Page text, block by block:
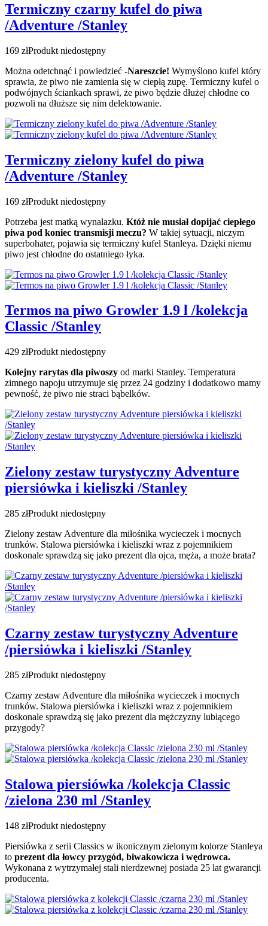
Termiczny czarny kufel do piwa
/Adventure /Stanley
169 złProdukt niedostępny
Można odetchnąć i powiedzieć -Nareszcie! Wymyślono kufel który
sprawia, że piwo nie zamienia się w ciepłą zupę. Termiczny kufel o
podwójnych ściankach sprawi, że piwo będzie dłużej chłodne co
pozwoli na dłuższe się nim delektowanie.
Termiczny zielony kufel do piwa
/Adventure /Stanley
169 złProdukt niedostępny
Potrzeba jest matką wynalazku. Któż nie musiał dopijać ciepłego
piwa pod koniec transmisji meczu? W takiej sytuacji, niczym
superbohater, pojawia się termiczny kufel Stanleya. Dzięki niemu
piwo jest chłodne do ostatniego łyka.
Termos na piwo Growler 1.9 l /kolekcja
Classic /Stanley
429 złProdukt niedostępny
Kolejny rarytas dla piwoszy od marki Stanley. Temperatura
zimnego napoju utrzymuje się przez 24 godziny i dodatkowo mamy
pewność, że piwo nie straci bąbelków.
Zielony zestaw turystyczny Adventure
piersiówka i kieliszki /Stanley
285 złProdukt niedostępny
Zielony zestaw Adventure dla miłośnika wycieczek i mocnych
trunków. Stalowa piersiówka i kieliszki wraz z pojemnikiem
doskonale sprawdzą się jako prezent dla ojca, męża, a może brata?
Czarny zestaw turystyczny Adventure
/piersiówka i kieliszki /Stanley
285 złProdukt niedostępny
Czarny zestaw Adventure dla miłośnika wycieczek i mocnych
trunków. Stalowa piersiówka i kieliszki wraz z pojemnikiem
doskonale sprawdzą się jako prezent dla mężczyzny lubiącego
przygody?
Stalowa piersiówka /kolekcja Classic
/zielona 230 ml /Stanley
148 złProdukt niedostępny
Piersiówka z serii Classics w ikonicznym zielonym kolorze Stanleya
to prezent dla łowcy przygód, biwakowicza i wędrowca.
Wykonana z wytrzymałej stali nierdzewnej posiada 25 lat gwarancji
producenta.